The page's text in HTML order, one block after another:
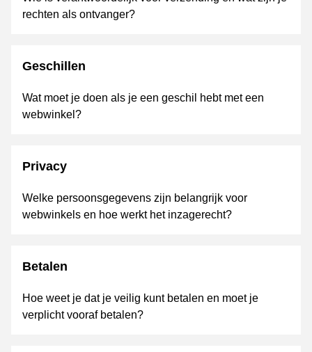
rechten als ontvanger?
Geschillen
Wat moet je doen als je een geschil hebt met een
webwinkel?
Privacy
Welke persoonsgegevens zijn belangrijk voor
webwinkels en hoe werkt het inzagerecht?
Betalen
Hoe weet je dat je veilig kunt betalen en moet je
verplicht vooraf betalen?